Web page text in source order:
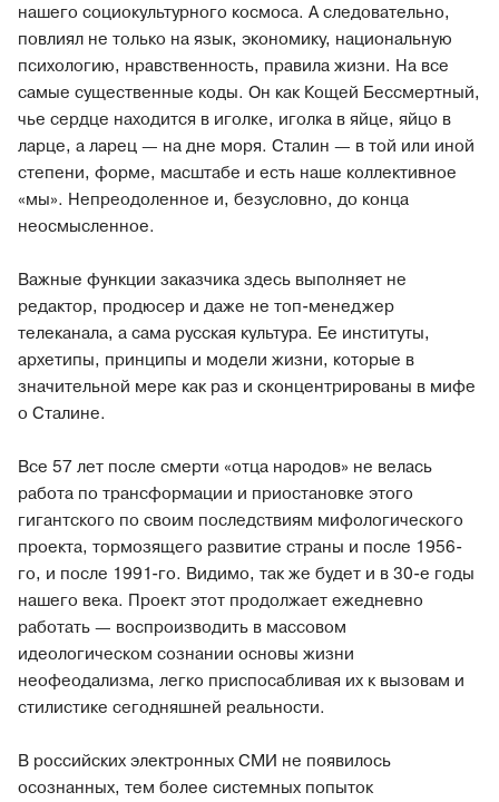
нашего социокультурного космоса. А следовательно,
повлиял не только на язык, экономику, национальную
психологию, нравственность, правила жизни. На все
самые существенные коды. Он как Кощей Бессмертный,
чье сердце находится в иголке, иголка в яйце, яйцо в
ларце, а ларец — на дне моря. Сталин — в той или иной
степени, форме, масштабе и есть наше коллективное
«мы». Непреодоленное и, безусловно, до конца
неосмысленное.
Важные функции заказчика здесь выполняет не
редактор, продюсер и даже не топ-менеджер
телеканала, а сама русская культура. Ее институты,
архетипы, принципы и модели жизни, которые в
значительной мере как раз и сконцентрированы в мифе
о Сталине.
Все 57 лет после смерти «отца народов» не велась
работа по трансформации и приостановке этого
гигантского по своим последствиям мифологического
проекта, тормозящего развитие страны и после 1956-
го, и после 1991-го. Видимо, так же будет и в 30-е годы
нашего века. Проект этот продолжает ежедневно
работать — воспроизводить в массовом
идеологическом сознании основы жизни
неофеодализма, легко приспосабливая их к вызовам и
стилистике сегодняшней реальности.
В российских электронных СМИ не появилось
осознанных, тем более системных попыток